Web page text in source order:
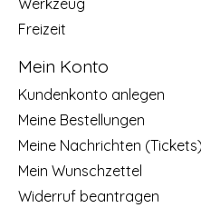
Freizeit
Mein Konto
Kundenkonto anlegen
Meine Bestellungen
Meine Nachrichten (Tickets)
Mein Wunschzettel
Widerruf beantragen